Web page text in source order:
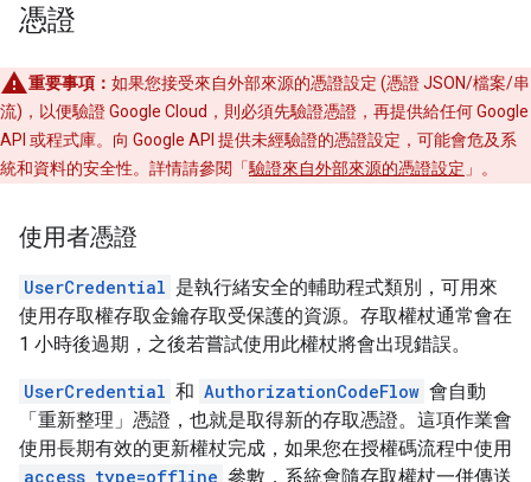
憑證
重要事項： 如果您接受來自外部來源的憑證設定 (憑證 JSON/檔案/串
流)，以便驗證 Google Cloud，則必須先驗證憑證，再提供給任何 Google
API 或程式庫。向 Google API 提供未經驗證的憑證設定，可能會危及系
統和資料的安全性。詳情請參閱「驗證來自外部來源的憑證設定 」。
使用者憑證
UserCredential 是執行緒安全的輔助程式類別，可用來
使用存取權存取金鑰存取受保護的資源。存取權杖通常會在
1 小時後過期，之後若嘗試使用此權杖將會出現錯誤。
UserCredential 和 AuthorizationCodeFlow 會自動
「重新整理」憑證，也就是取得新的存取憑證。這項作業會
使用長期有效的更新權杖完成，如果您在授權碼流程中使用
access_type=offline 參數，系統會隨存取權杖一併傳送